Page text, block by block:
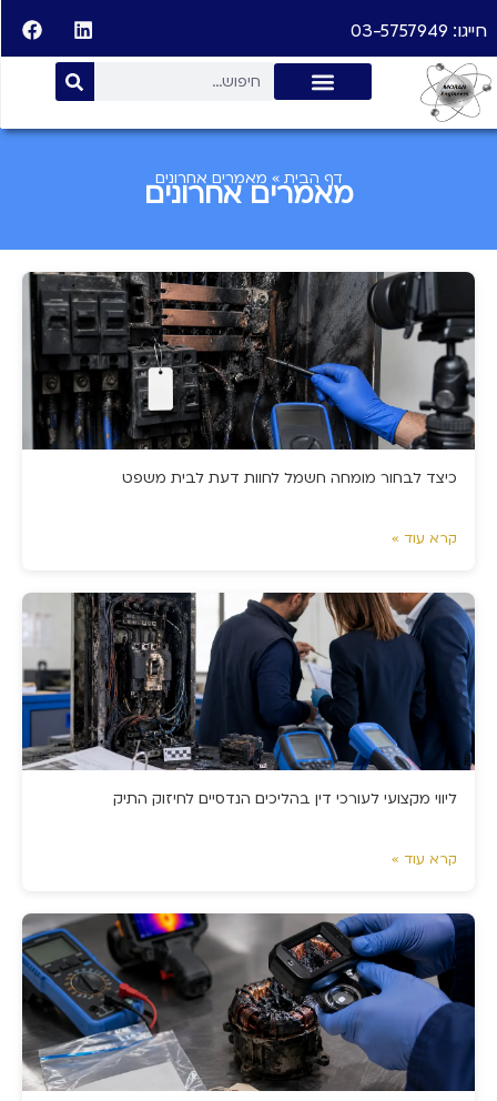
חייגו: 03-5757949
דף הבית » מאמרים אחרונים
מאמרים אחרונים
כיצד לבחור מומחה חשמל לחוות דעת לבית משפט
קרא עוד »
ליווי מקצועי לעורכי דין בהליכים הנדסיים לחיזוק התיק
קרא עוד »